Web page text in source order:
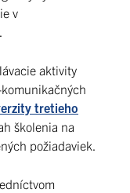
v
aktivity
tretieho
školenia na
požiadaviek.